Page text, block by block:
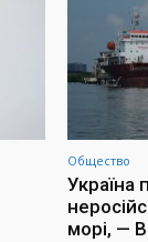
Общество
Україна
морі, —